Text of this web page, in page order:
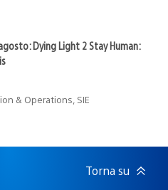
Dying Light 2 Stay Human:
& Operations, SIE
Torna su